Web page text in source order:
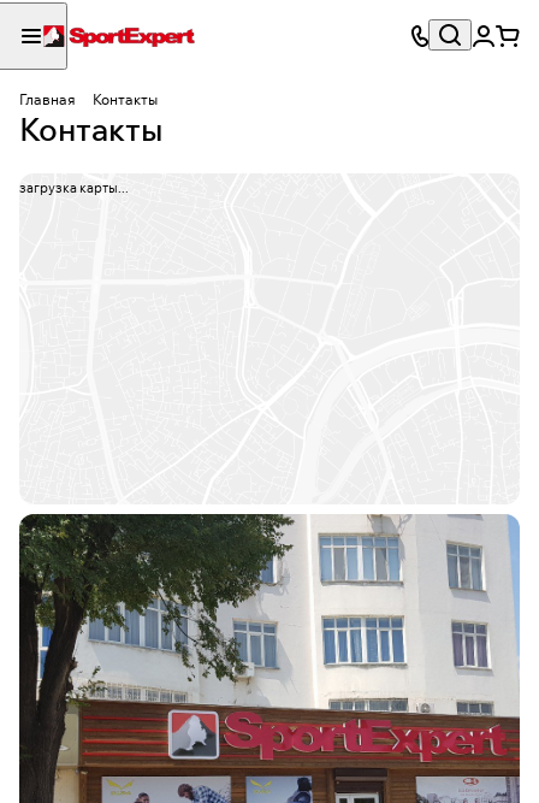
Главная Контакты
Контакты
загрузка карты...